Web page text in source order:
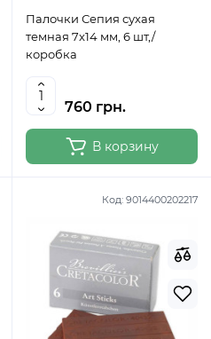
Палочки Сепия сухая
темная 7x14 мм, 6 шт,/
коробка
760 грн.
В корзину
Код: 9014400202217